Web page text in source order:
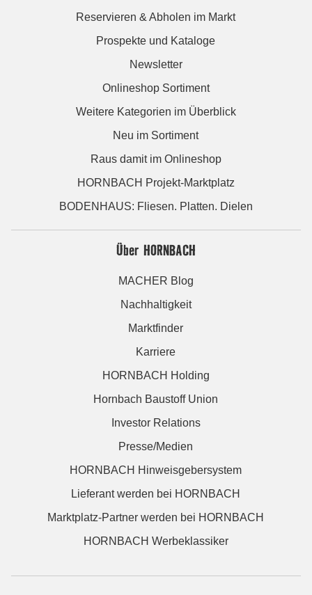
Reservieren & Abholen im Markt
Prospekte und Kataloge
Newsletter
Onlineshop Sortiment
Weitere Kategorien im Überblick
Neu im Sortiment
Raus damit im Onlineshop
HORNBACH Projekt-Marktplatz
BODENHAUS: Fliesen. Platten. Dielen
Über HORNBACH
MACHER Blog
Nachhaltigkeit
Marktfinder
Karriere
HORNBACH Holding
Hornbach Baustoff Union
Investor Relations
Presse/Medien
HORNBACH Hinweisgebersystem
Lieferant werden bei HORNBACH
Marktplatz-Partner werden bei HORNBACH
HORNBACH Werbeklassiker